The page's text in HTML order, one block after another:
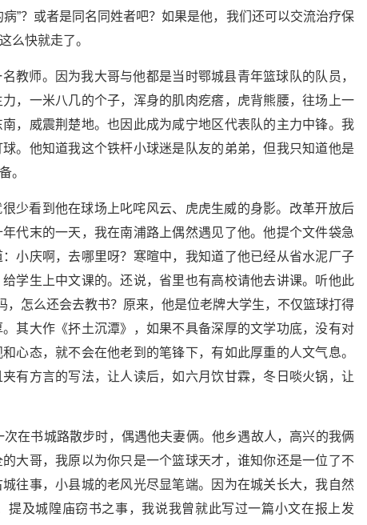
”？或者是同名同姓者吧？如果是他，我们还可以交流治疗保
么快就走了。
教师。因为我大哥与他都是当时鄂城县青年篮球队的队员，
，一米八几的个子，浑身的肌肉疙瘩，虎背熊腰，往场上一
，威震荆楚地。也因此成为咸宁地区代表队的主力中锋。我
。他知道我这个铁杆小球迷是队友的弟弟，但我只知道他是
。
少看到他在球场上叱咤风云、虎虎生威的身影。改革开放后
代末的一天，我在南浦路上偶然遇见了他。他提个文件袋急
小庆啊，去哪里呀？寒暄中，我知道了他已经从省水泥厂子
学生上中文课的。还说，省里也有高校请他去讲课。听他此
，怎么还会去教书？原来，他是位老牌大学生，不仅篮球打得
其大作《抔土沉潭》，如果不具备深厚的文学功底，没有对
心态，就不会在他老到的笔锋下，有如此厚重的人文气息。
有方言的写法，让人读后，如六月饮甘霖，冬日啖火锅，让
在书城路散步时，偶遇他夫妻俩。他乡遇故人，高兴的我俩
大哥，我原以为你只是一个篮球天才，谁知你还是一位了不
往事，小县城的老风光尽显笔端。因为在城关长大，我自然
提及城隍庙窃书之事，我说我曾就此写过一篇小文在报上发